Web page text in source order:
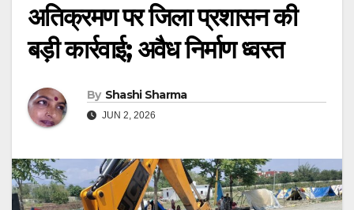
अतिक्रमण पर जिला प्रशासन की
बड़ी कार्रवाई; अवैध निर्माण ध्वस्त
By Shashi Sharma
JUN 2, 2026